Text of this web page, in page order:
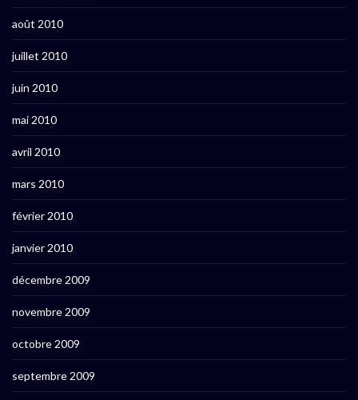
août 2010
juillet 2010
juin 2010
mai 2010
avril 2010
mars 2010
février 2010
janvier 2010
décembre 2009
novembre 2009
octobre 2009
septembre 2009